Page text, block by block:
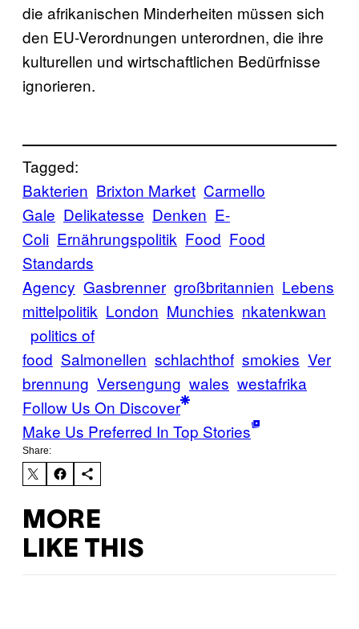
die afrikanischen Minderheiten müssen sich
den EU-Verordnungen unterordnen, die ihre
kulturellen und wirtschaftlichen Bedürfnisse
ignorieren.
Tagged:
Bakterien Brixton Market Carmello
Gale Delikatesse Denken E-
Coli Ernährungspolitik Food Food
Standards
Agency Gasbrenner großbritannien Lebens
mittelpolitik London Munchies nkatenkwan
politics of
food Salmonellen schlachthof smokies Ver
brennung Versengung wales westafrika
Follow Us On Discover
Make Us Preferred In Top Stories
Share:
MORE
LIKE THIS